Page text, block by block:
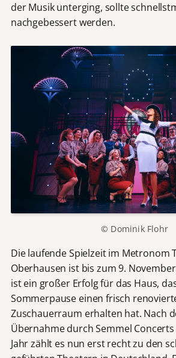
der Musik unterging, sollte
nachgebessert werden.
© Dominik Flohr
Die laufende Spielzeit im Metronom
Oberhausen ist bis zum 9.
ist ein großer Erfolg für das Haus,
Sommerpause einen frisch
Zuschauerraum erhalten hat. Nach
Übernahme durch Semmel
Jahr zählt es nun erst recht zu den